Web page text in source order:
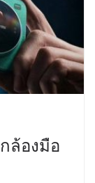
ล้องมือ